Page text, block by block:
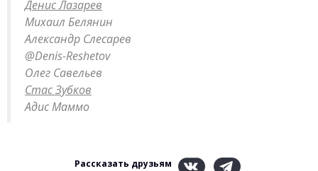
Денис Лазарев
Михаил Белянин
Александр Слесарев
@Denis-Reshetov
Олег Савельев
Стас Зубков
Адис Маммо
Рассказать друзьям